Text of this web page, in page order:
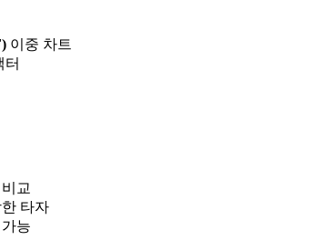
이중 차트
터
교
타자
능